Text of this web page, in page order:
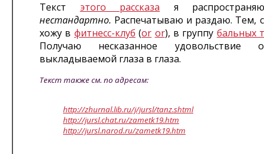
Текст этого рассказа я
нестандартно. Распечатываю и раздаю. Тем,
хожу в фитнесс-клуб (or or), в группу бальных
Получаю несказанное
выкладываемой глаза в глаза.
Текст также см. по адресам:
http://zhurnal.lib.ru/j/jursl/tanz.shtml
http://jursl.chat.ru/zametk19.htm
http://jursl.narod.ru/zametk19.htm